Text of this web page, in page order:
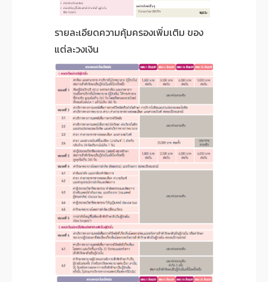
รายละเอียดความคุ้มครองเพิ่มเติม ของ
แต่ละวงเงิน